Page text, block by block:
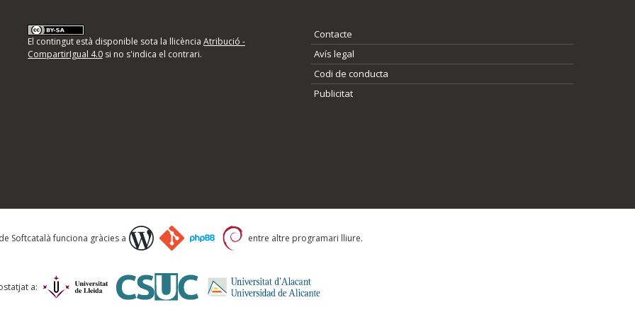
d'errors
següents i descriviu quina és la millora que
El contingut està disponible sota la llicència Atribució -
CompartirIgual 4.0si no s'indica el contrari.
Contacte
Avís legal
Codi de conducta
Publicitat
Softcatalà funciona gràcies a entre altre programari lliure.
a: